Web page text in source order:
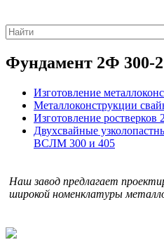
Фундамент 2Ф 300-
Изготовление
Металлоконструкции
Изготовление
Двухсвайные
ВСЛМ 300 и 405
Наш завод предлагает
широкой номенклатуры